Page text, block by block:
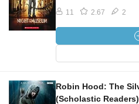
11 2.67 2
Robin Hood: The
(Scholastic Readers)